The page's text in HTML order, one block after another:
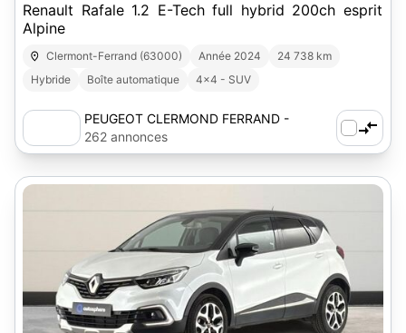
Renault Rafale 1.2 E-Tech full hybrid 200ch esprit
Alpine
Clermont-Ferrand (63000) Année 2024
24 738 km
Hybride
Boîte automatique 4x4 - SUV
PEUGEOT CLERMOND FERRAND -
AUTOSPHERE
262 annonces